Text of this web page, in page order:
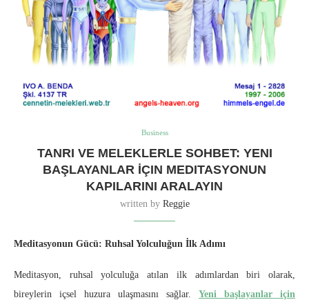
Business
TANRI VE MELEKLERLE SOHBET: YENI
BAŞLAYANLAR İÇIN MEDITASYONUN
KAPILARINI ARALAYIN
written by Reggie
Meditasyonun Gücü: Ruhsal Yolculuğun İlk Adımı
Meditasyon, ruhsal yolculuğa atılan ilk adımlardan biri olarak,
bireylerin içsel huzura ulaşmasını sağlar. Yeni başlayanlar için